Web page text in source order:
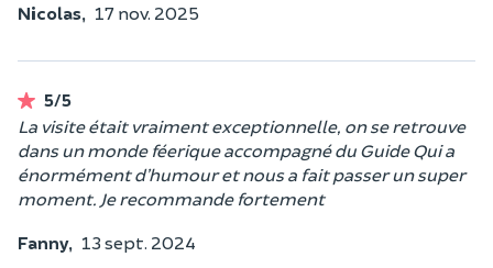
Nicolas, 17 nov. 2025
5/5
La visite était vraiment exceptionnelle, on se retrouve
dans un monde féerique accompagné du Guide Qui a
énormément d’humour et nous a fait passer un super
moment. Je recommande fortement
Fanny, 13 sept. 2024